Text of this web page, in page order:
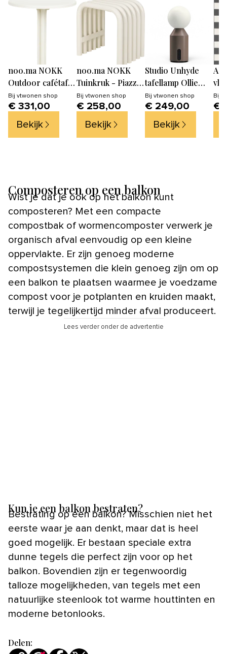
noo.ma NOKK
Outdoor cafétafel
- Piazza Beige
Bij vtwonen shop
€ 331,00
Bekijk
noo.ma NOKK
Tuinkruk - Piazza
Beige
Bij vtwonen shop
€ 258,00
Bekijk
Studio Unhyde
tafellamp Ollie
Medium - Sand
Beige -
11.2x9x26.8cm
Bij vtwonen shop
€ 249,00
Bekijk
Bij
€
Composteren op een balkon
Wist je dat je ook op het balkon kunt
composteren? Met een compacte
compostbak of wormencomposter verwerk je
organisch afval eenvoudig op een kleine
oppervlakte. Er zijn genoeg moderne
compostsystemen die klein genoeg zijn om op
een balkon te plaatsen waarmee je voedzame
compost voor je potplanten en kruiden maakt,
terwijl je tegelijkertijd minder afval produceert.
Lees verder onder de advertentie
Kun je een balkon bestraten?
Bestrating op een balkon? Misschien niet het
eerste waar je aan denkt, maar dat is heel
goed mogelijk. Er bestaan speciale extra
dunne tegels die perfect zijn voor op het
balkon. Bovendien zijn er tegenwoordig
talloze mogelijkheden, van tegels met een
natuurlijke steenlook tot warme houttinten en
moderne betonlooks.
Delen: